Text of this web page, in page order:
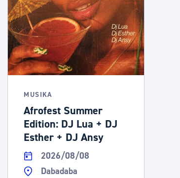
MUSIKA
Afrofest Summer
Edition: DJ Lua + DJ
Esther + DJ Ansy
2026/08/08
Dabadaba